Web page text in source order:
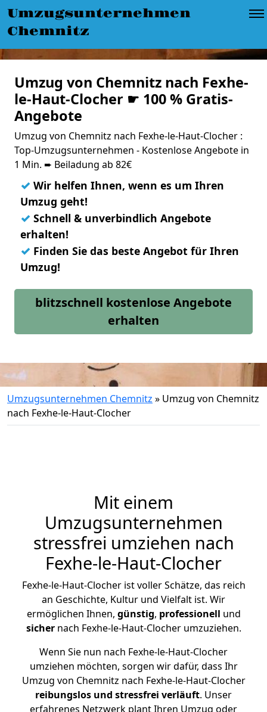
Umzugsunternehmen
Chemnitz
Umzug von Chemnitz nach Fexhe-
le-Haut-Clocher ☛ 100 % Gratis-
Angebote
Umzug von Chemnitz nach Fexhe-le-Haut-Clocher :
Top-Umzugsunternehmen - Kostenlose Angebote in
1 Min. ➨ Beiladung ab 82€
✓ Wir helfen Ihnen, wenn es um Ihren
Umzug geht!
✓ Schnell & unverbindlich Angebote
erhalten!
✓ Finden Sie das beste Angebot für Ihren
Umzug!
blitzschnell kostenlose Angebote
erhalten
Umzugsunternehmen Chemnitz » Umzug von Chemnitz
nach Fexhe-le-Haut-Clocher
Mit einem
Umzugsunternehmen
stressfrei umziehen nach
Fexhe-le-Haut-Clocher
Fexhe-le-Haut-Clocher ist voller Schätze, das reich
an Geschichte, Kultur und Vielfalt ist. Wir
ermöglichen Ihnen, günstig, professionell und
sichernach Fexhe-le-Haut-Clocher umzuziehen.
Wenn Sie nun nach Fexhe-le-Haut-Clocher
umziehen möchten, sorgen wir dafür, dass Ihr
Umzug von Chemnitz nach Fexhe-le-Haut-Clocher
reibungslos und stressfrei verläuft. Unser
erfahrenes Netzwerk plant Ihren Umzug oder